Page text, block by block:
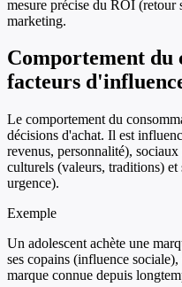
mesure précise du ROI (retour
marketing.
Comportement du
facteurs
Le comportement du
décisions d'achat. Il est
revenus, personnalité),
culturels (valeurs, traditions)
urgence).
Exemple
Un adolescent achète une
ses copains (influence
marque connue depuis